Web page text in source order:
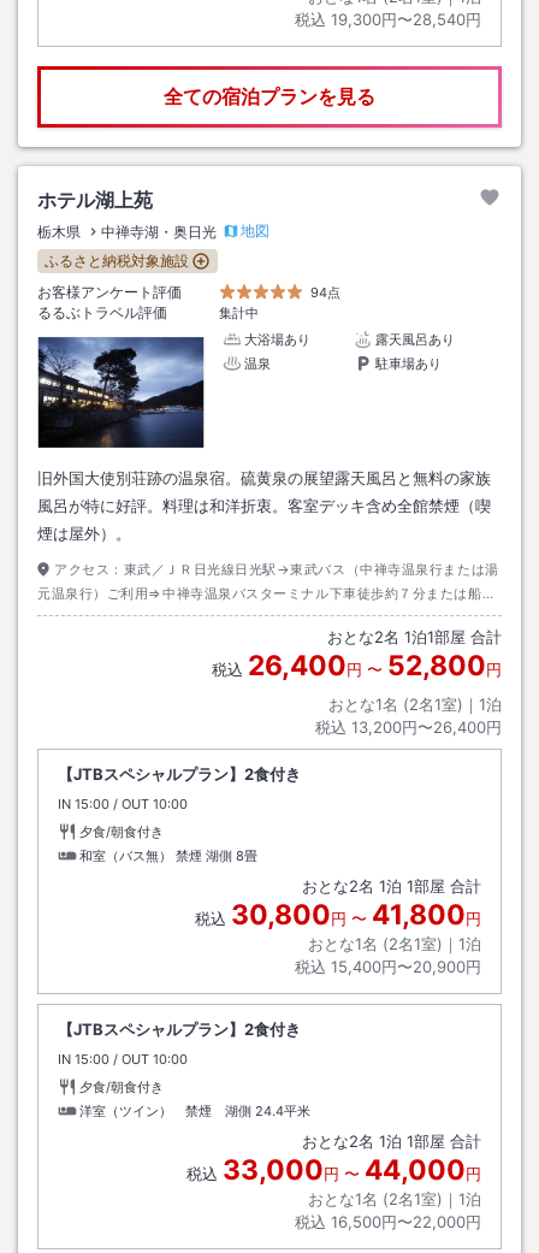
税込 19,300円〜28,540円
全ての宿泊プランを見る
ホテル湖上苑
栃木県 中禅寺湖・奥日光
地図
ふるさと納税対象施設
お客様アンケート評価
94点
るるぶトラベル評価
集計中
大浴場あり
露天風呂あり
温泉
駐車場あり
旧外国大使別荘跡の温泉宿。硫黄泉の展望露天風呂と無料の家族
風呂が特に好評。料理は和洋折衷。客室デッキ含め全館禁煙（喫
煙は屋外）。
アクセス： 東武／ＪＲ日光線日光駅→東武バス（中禅寺温泉行または湯
元温泉行）ご利用⇒中禅寺温泉バスターミナル下車徒歩約７分または船の
駅中禅寺バス停下車徒徒歩約２分
おとな2名 1泊1部屋 合計
税込 26,400円 〜 52,800円
おとな1名 (2名1室)｜ 1泊
税込 13,200円〜26,400円
【JTBスペシャルプラン】2食付き
IN チェックイン
15:00 / OUT チェックアウト
10:00
夕食/朝食付き
和室（バス無） 禁煙 湖側 8畳
おとな2名 1泊 1部屋 合計
税込 30,800円 〜 41,800円
おとな1名 (2名1室)｜ 1泊
税込 15,400円〜20,900円
【JTBスペシャルプラン】2食付き
IN チェックイン
15:00 / OUT チェックアウト
10:00
夕食/朝食付き
洋室（ツイン） 禁煙 湖側 24.4平米
おとな2名 1泊 1部屋 合計
税込 33,000円 〜 44,000円
おとな1名 (2名1室)｜ 1泊
税込 16,500円〜22,000円